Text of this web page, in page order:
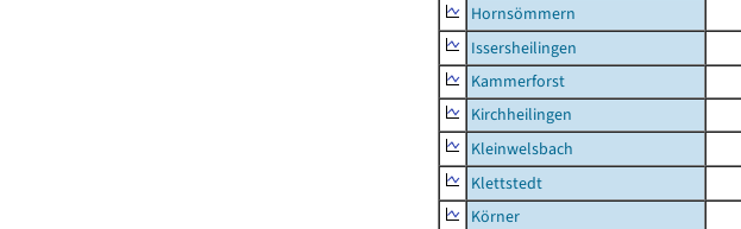
Hornsömmern
Issersheilingen
Kammerforst
Kirchheilingen
Kleinwelsbach
Klettstedt
Körner